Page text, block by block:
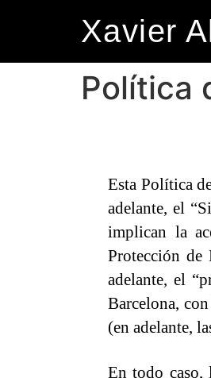
Xavier
Política
Esta Política
adelante, el
implican la
Protección
adelante, el
Barcelona,
(en adelante,
En todo caso,